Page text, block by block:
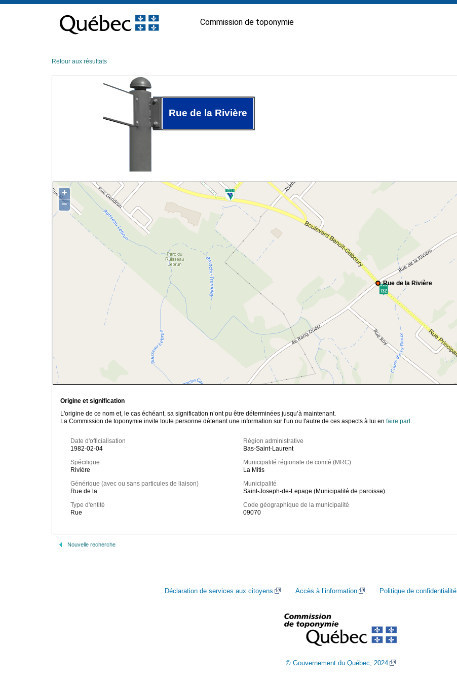
contenu
Commission de toponymie
Retour aux résultats
Rue de la Rivière
Rue de la Rivière
+
−
Origine et signification
L'origine de ce nom et, le cas échéant, sa signification n’ont pu être déterminées jusqu’à maintenant.
La Commission de toponymie invite toute personne détenant une information sur l'un ou l'autre de ces aspects à lui en faire part.
Date d'officialisation
1982-02-04
Spécifique
Rivière
Générique (avec ou sans particules de liaison)
Rue de la
Type d'entité
Rue
Région administrative
Bas-Saint-Laurent
Municipalité régionale de comté (MRC)
La Mitis
Municipalité
Saint-Joseph-de-Lepage (Municipalité de paroisse)
Code géographique de la municipalité
09070
Nouvelle recherche
Déclaration de services aux citoyens Accès à l’information Politique de confidentialité
© Gouvernement du Québec, 2024